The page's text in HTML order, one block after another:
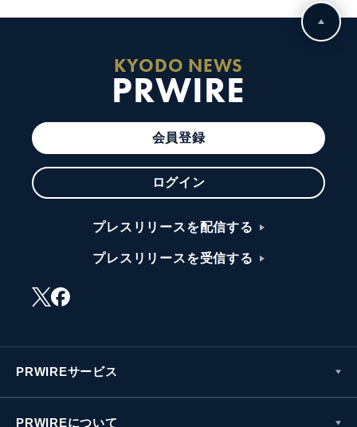
KYODO NEWS
PRWIRE
会員登録
ログイン
プレスリリースを配信する
プレスリリースを受信する
PRWIREサービス
PRWIREについて